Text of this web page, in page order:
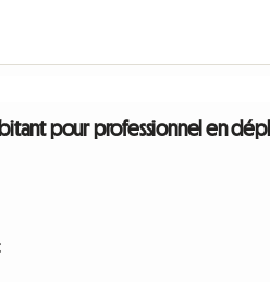
pour professionnel en